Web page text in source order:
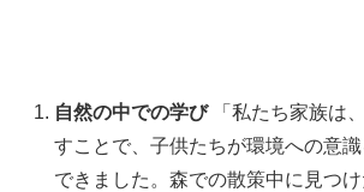
自然の中での学び「私たち家族は
すことで、子供たちが環境への意
できました。森での散策中に見つ